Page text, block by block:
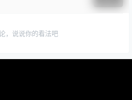
，说说你的看法吧